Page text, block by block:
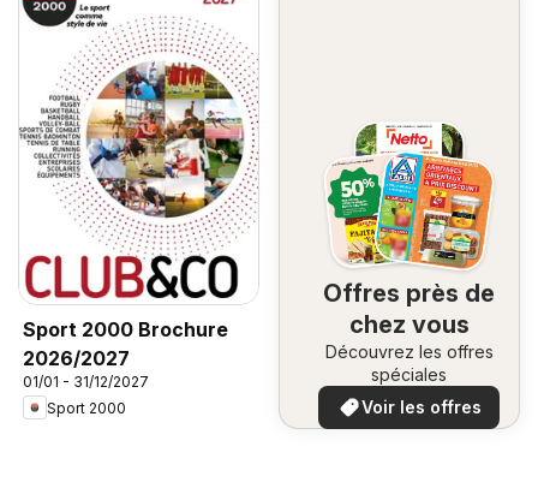
Sport 2000 Brochure
2026/2027
01/01 - 31/12/2027
Sport 2000
Offres près de
chez vous
Découvrez les offres
spéciales
Voir les offres